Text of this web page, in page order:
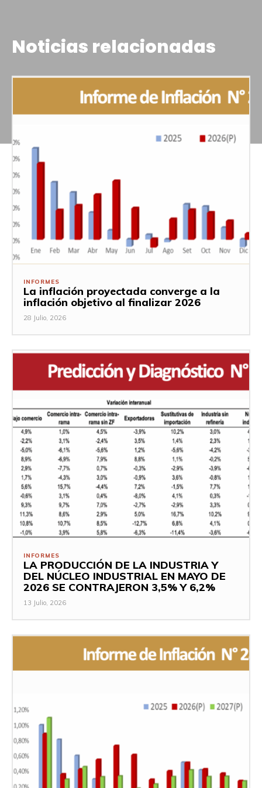
Noticias relacionadas
INFORMES
La inflación proyectada converge a la
inflación objetivo al finalizar 2026
28 Julio, 2026
INFORMES
LA PRODUCCIÓN DE LA INDUSTRIA Y
DEL NÚCLEO INDUSTRIAL EN MAYO DE
2026 SE CONTRAJERON 3,5% Y 6,2%
13 Julio, 2026